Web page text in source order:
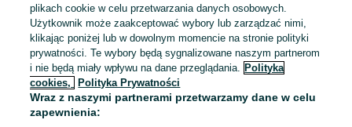
To ogłoszenie nie jest już dostępne
plikach cookie w celu przetwarzania danych osobowych.
Użytkownik może zaakceptować wybory lub zarządzać nimi,
klikając poniżej lub w dowolnym momencie na stronie polityki
prywatności. Te wybory będą sygnalizowane naszym partnerom
i nie będą miały wpływu na dane przeglądania. Polityka
cookies,
Polityka Prywatności
Wraz z naszymi partnerami przetwarzamy dane w celu
zapewnienia: